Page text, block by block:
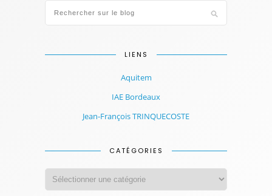
LIENS
Aquitem
IAE Bordeaux
Jean-François TRINQUECOSTE
CATÉGORIES